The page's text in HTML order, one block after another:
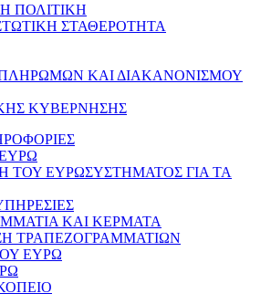
ΠΟΛΙΤΙΚΗ
ΣΤΑΘΕΡΟΤΗΤΑ
ΚΑΙ ΔΙΑΚΑΝΟΝΙΣΜΟΥ
ΚΥΒΕΡΝΗΣΗΣ
ΤΟΥ ΕΥΡΩΣΥΣΤΗΜΑΤΟΣ ΓΙΑ ΤΑ
ΚΑΙ ΚΕΡΜΑΤΑ
ΤΡΑΠΕΖΟΓΡΑΜΜΑΤΙΩΝ
ΕΥΡΩ